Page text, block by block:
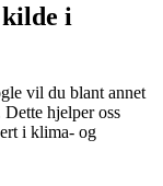
i
vil du blant annet
hjelper oss
i klima- og